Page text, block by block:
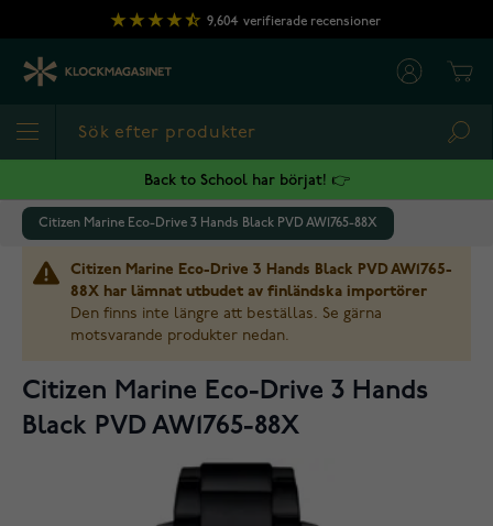
Hoppa till innehållet
9,604 verifierade recensioner
Back to School har börjat! 👉
Citizen Marine Eco-Drive 3 Hands Black PVD AW1765-88X
Citizen Marine Eco-Drive 3 Hands Black PVD AW1765-
88X har lämnat utbudet av finländska importörer
Den finns inte längre att beställas. Se gärna
motsvarande produkter nedan.
Citizen Marine Eco-Drive 3 Hands
Black PVD AW1765-88X